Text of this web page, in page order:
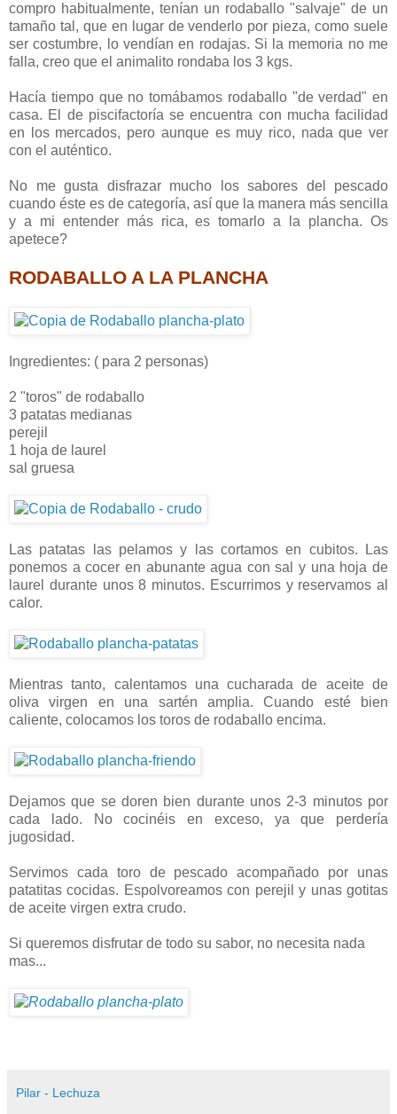
compro habitualmente, tenían un rodaballo "salvaje" de un
tamaño tal, que en lugar de venderlo por pieza, como suele
ser costumbre, lo vendían en rodajas. Si la memoria no me
falla, creo que el animalito rondaba los 3 kgs.
Hacía tiempo que no tomábamos rodaballo "de verdad" en
casa. El de piscifactoría se encuentra con mucha facilidad
en los mercados, pero aunque es muy rico, nada que ver
con el auténtico.
No me gusta disfrazar mucho los sabores del pescado
cuando éste es de categoría, así que la manera más sencilla
y a mi entender más rica, es tomarlo a la plancha. Os
apetece?
RODABALLO A LA PLANCHA
Ingredientes: ( para 2 personas)
2 "toros" de rodaballo
3 patatas medianas
perejil
1 hoja de laurel
sal gruesa
Las patatas las pelamos y las cortamos en cubitos. Las
ponemos a cocer en abunante agua con sal y una hoja de
laurel durante unos 8 minutos. Escurrimos y reservamos al
calor.
Mientras tanto, calentamos una cucharada de aceite de
oliva virgen en una sartén amplia. Cuando esté bien
caliente, colocamos los toros de rodaballo encima.
Dejamos que se doren bien durante unos 2-3 minutos por
cada lado. No cocinéis en exceso, ya que perdería
jugosidad.
Servimos cada toro de pescado acompañado por unas
patatitas cocidas. Espolvoreamos con perejil y unas gotitas
de aceite virgen extra crudo.
Si queremos disfrutar de todo su sabor, no necesita nada
mas...
Pilar - Lechuza